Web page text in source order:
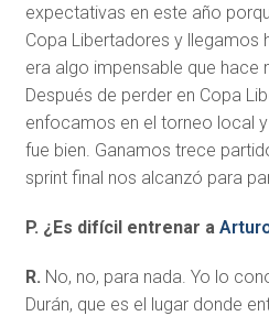
expectativas en este año
Copa Libertadores y llegamos
era algo impensable que hace
Después de perder en Copa
enfocamos en el torneo local
fue bien. Ganamos trece
sprint final nos alcanzó para
P. ¿Es difícil entrenar a
R. No, no, para nada. Yo lo
Durán, que es el lugar donde